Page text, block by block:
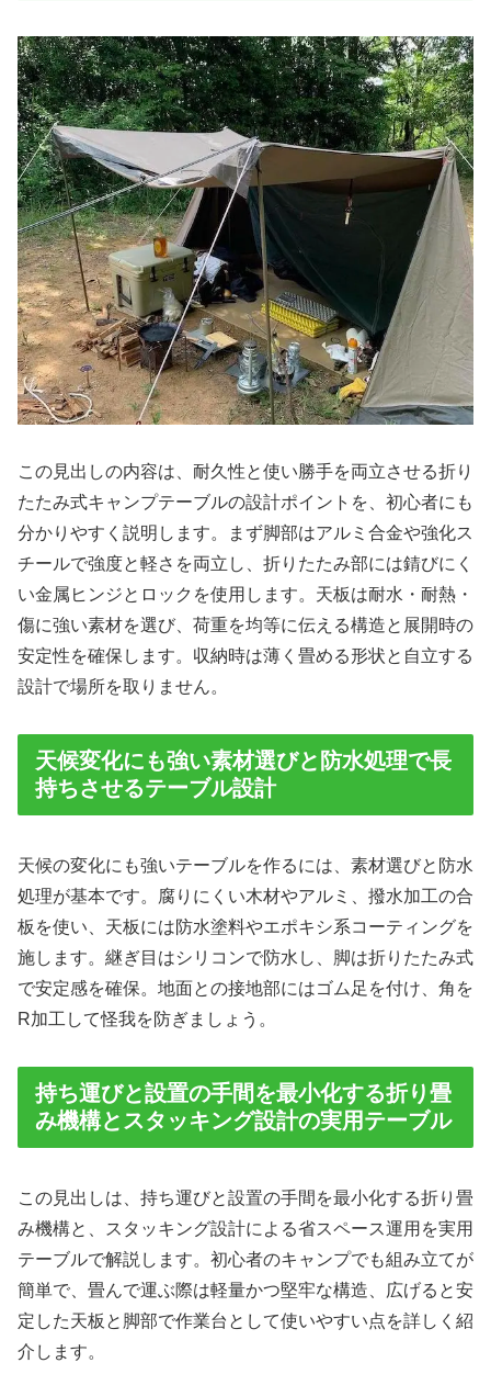
この見出しの内容は、耐久性と使い勝手を両立させる折り
たたみ式キャンプテーブルの設計ポイントを、初心者にも
分かりやすく説明します。まず脚部はアルミ合金や強化ス
チールで強度と軽さを両立し、折りたたみ部には錆びにく
い金属ヒンジとロックを使用します。天板は耐水・耐熱・
傷に強い素材を選び、荷重を均等に伝える構造と展開時の
安定性を確保します。収納時は薄く畳める形状と自立する
設計で場所を取りません。
天候変化にも強い素材選びと防水処理で長
持ちさせるテーブル設計
天候の変化にも強いテーブルを作るには、素材選びと防水
処理が基本です。腐りにくい木材やアルミ、撥水加工の合
板を使い、天板には防水塗料やエポキシ系コーティングを
施します。継ぎ目はシリコンで防水し、脚は折りたたみ式
で安定感を確保。地面との接地部にはゴム足を付け、角を
R加工して怪我を防ぎましょう。
持ち運びと設置の手間を最小化する折り畳
み機構とスタッキング設計の実用テーブル
この見出しは、持ち運びと設置の手間を最小化する折り畳
み機構と、スタッキング設計による省スペース運用を実用
テーブルで解説します。初心者のキャンプでも組み立てが
簡単で、畳んで運ぶ際は軽量かつ堅牢な構造、広げると安
定した天板と脚部で作業台として使いやすい点を詳しく紹
介します。